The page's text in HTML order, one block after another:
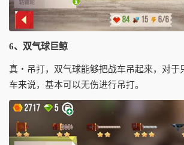
6、双气球巨鲸
真・吊打，双气球能够把战车吊起来，对于
车来说，基本可以无伤进行吊打。